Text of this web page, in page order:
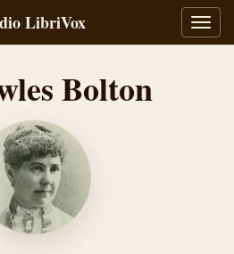
la
LibriVox
Bolton